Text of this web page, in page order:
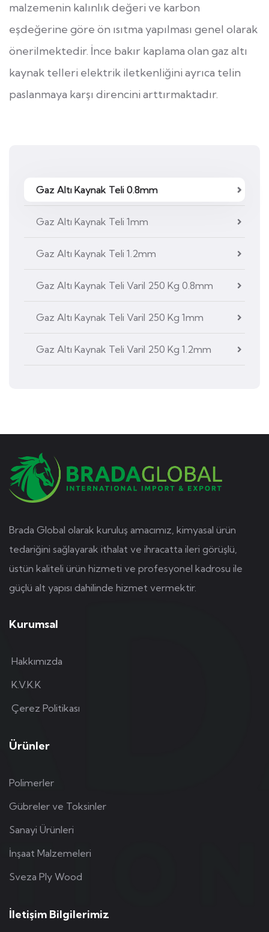
Gaz Altı Kaynak Teli 0.8mm
Gaz Altı Kaynak Teli 1mm
Gaz Altı Kaynak Teli 1.2mm
Gaz Altı Kaynak Teli Varil 250 Kg 0.8mm
Gaz Altı Kaynak Teli Varil 250 Kg 1mm
Gaz Altı Kaynak Teli Varil 250 Kg 1.2mm
malzemenin kalınlık değeri ve karbon
eşdeğerine göre ön ısıtma yapılması genel olarak
önerilmektedir. İnce bakır kaplama olan gaz altı
kaynak telleri elektrik iletkenliğini ayrıca telin
paslanmaya karşı direncini arttırmaktadır.
Brada Global olarak kuruluş amacımız, kimyasal ürün
tedariğini sağlayarak ithalat ve ihracatta ileri görüşlü,
üstün kaliteli ürün hizmeti ve profesyonel kadrosu ile
güçlü alt yapısı dahilinde hizmet vermektir.
Kurumsal
Hakkımızda
K.V.K.K
Çerez Politikası
Ürünler
Polimerler
Gübreler ve Toksinler
Sanayi Ürünleri
İnşaat Malzemeleri
Sveza Ply Wood
İletişim Bilgilerimiz